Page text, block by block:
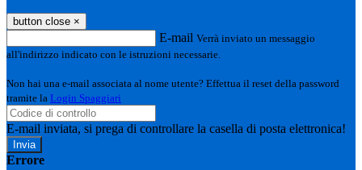
button close ×
E-mail Verrà inviato un messaggio
all'indirizzo indicato con le istruzioni necessarie.
Non hai una e-mail associata al nome utente? Effettua il reset della password
tramite la Login Spaggiari
E-mail inviata, si prega di controllare la casella di posta elettronica!
Errore